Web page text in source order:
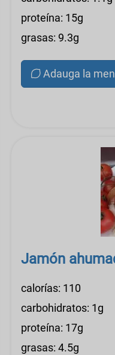
proteína: 15g
grasas: 9.3g
Adauga la
Jamón
calorías: 110
carbohidratos: 1g
proteína: 17g
grasas: 4.5g